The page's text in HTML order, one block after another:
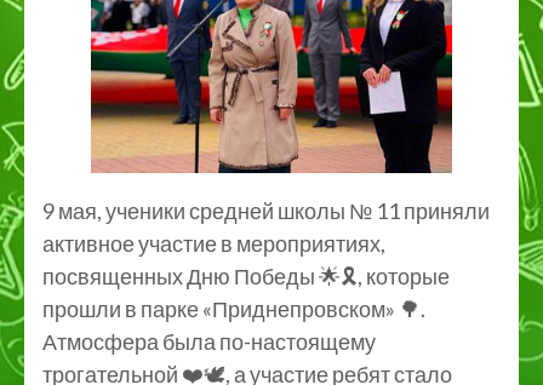
9 мая, ученики средней школы № 11 приняли
активное участие в мероприятиях,
посвященных Дню Победы 🌟🎗️, которые
прошли в парке «Приднепровском» 🌳.
Атмосфера была по-настоящему
трогательной ❤️🕊️, а участие ребят стало